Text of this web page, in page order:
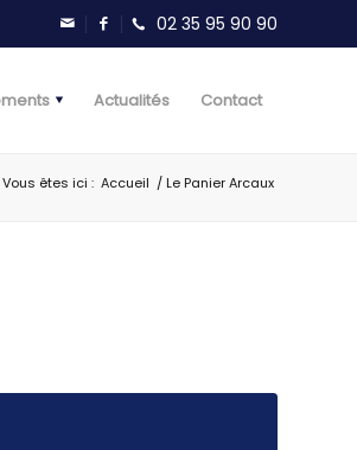
Actualités Contact
Vous êtes ici : Accueil / Le Panier Arcaux